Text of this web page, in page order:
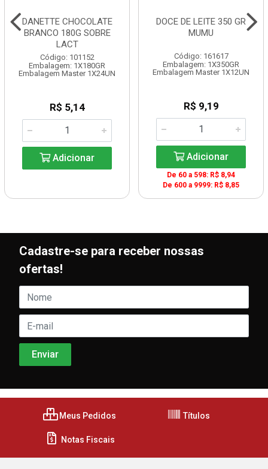
DANETTE CHOCOLATE
BRANCO 180G SOBRE
LACT
Código: 101152
Embalagem: 1X180GR
Embalagem Master 1X24UN
R$ 5,14
Adicionar
DOCE DE LEITE 350 GR
MUMU
Código: 161617
Embalagem: 1X350GR
Embalagem Master 1X12UN
R$ 9,19
Adicionar
De 60 a 598: R$ 8,94
De 600 a 9999: R$ 8,85
Cadastre-se para receber nossas
ofertas!
Meus Pedidos Títulos
Notas Fiscais